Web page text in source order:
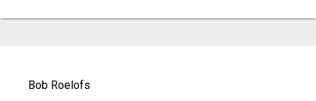
Bob Roelofs